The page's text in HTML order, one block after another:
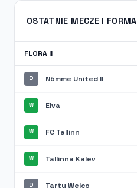
OSTATNIE MECZE I FORMA
FLORA II
D Nõmme United II
W Elva
W FC Tallinn
W Tallinna Kalev
D Tartu Welco